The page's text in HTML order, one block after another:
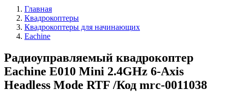
Главная
Квадрокоптеры
Квадрокоптеры для начинающих
Eachine
Радиоуправляемый квадрокоптер
Eachine E010 Mini 2.4GHz 6-Axis
Headless Mode RTF /Код mrc-0011038